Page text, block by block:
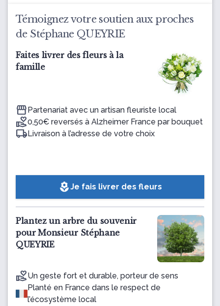
Témoignez votre soutien aux proches
de Stéphane QUEYRIE
Faites livrer des fleurs à la
famille
Partenariat avec un artisan fleuriste local
0,50€ reversés à Alzheimer France par bouquet
Livraison à l’adresse de votre choix
local_floristJe fais livrer des fleurs
Plantez un arbre du souvenir
pour Monsieur Stéphane
QUEYRIE
Un geste fort et durable, porteur de sens
Planté en France dans le respect de
l’écosystème local